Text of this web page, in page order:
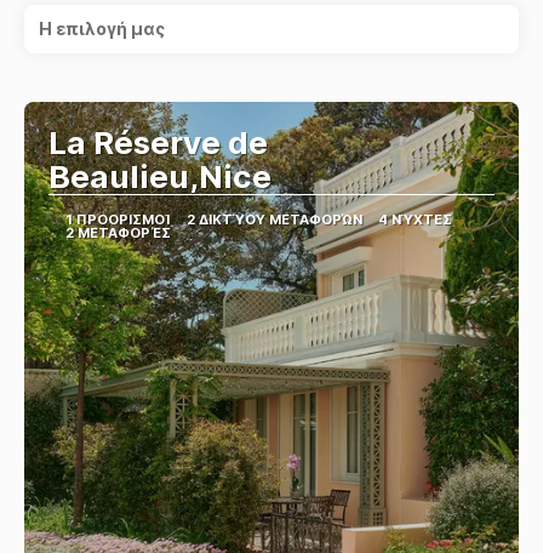
Η επιλογή μας
La Réserve de
Beaulieu,Nice
1 ΠΡΟΟΡΙΣΜΟΊ 2 ΔΙΚΤΎΟΥ ΜΕΤΑΦΟΡΏΝ 4 ΝΎΧΤΕΣ
2 ΜΕΤΑΦΟΡΈΣ